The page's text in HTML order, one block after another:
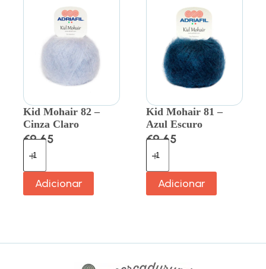
Kid Mohair 82 –
Cinza Claro
€9.65
Adicionar
Kid Mohair 81 –
Azul Escuro
€9.65
Adicionar